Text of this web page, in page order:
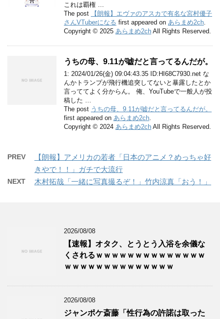
これは覇権 …
The post
【朗報】エヴァのアスカで有名な宮村優子
さんVTuberになる first appeared on あらまめ2ch
Copyright © 2025 あらまめ2ch All Rights Reserved.
うちの母、9.11が嘘だと言ってるんだが。
1: 2024/01/26(金) 09:04:43.35 ID:HI68C7930.net な
んかトランプが飛行機追突してないと暴露したとか
言っててよく分からん。 俺、YouTubeで一般人が投
稿した …
The post うちの母、9.11が嘘だと言ってるんだが。
first appeared on あらまめ2ch
Copyright © 2024 あらまめ2ch All Rights Reserved.
PREV
【朗報】アメリカの若者「日本のアニメ？めっちゃ好
きやで！！」ガチで大流行
NEXT 木村拓哉「一緒に写真撮るぞ！」竹内涼真「おう！」
2026/08/08
【速報】オタク、とうとう入浴を余儀な
くされるｗｗｗｗｗｗｗｗｗｗｗｗｗｗ
ｗｗｗｗｗｗｗｗｗｗｗｗｗｗ
2026/08/08
ジャンポケ斎藤「性行為の許諾は取った